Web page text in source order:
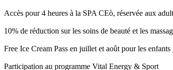
Accès pour 4 heures à la SPA CEò, réservée aux
10% de réduction sur les soins de beauté et les
Free Ice Cream Pass en juillet et août pour les enfants
Participation au programme Vital Energy & Sport